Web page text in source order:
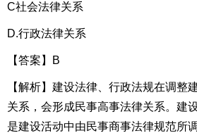
C社会法律关系
D.行政法律关系
【答案】B
【解析】建设法律、行政法规在调整
关系，会形成民事高事法律关系。建
是建设活动中由民事商事法律规范所